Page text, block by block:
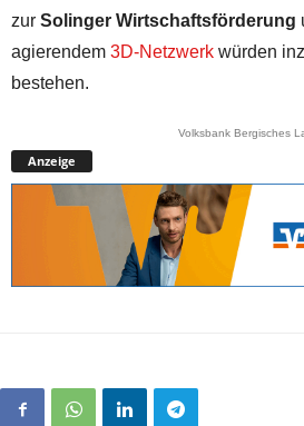
zur Solinger Wirtschaftsförderung
agierendem 3D-Netzwerk würden
bestehen.
Volksbank Bergisches
Anzeige